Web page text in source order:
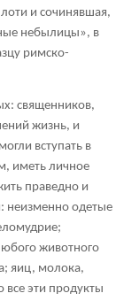
и сочинявшая,
небылицы», в
римско-
священников,
жизнь, и
вступать в
иметь личное
праведно и
неизменно одетые
животного
яиц, молока,
все эти продукты